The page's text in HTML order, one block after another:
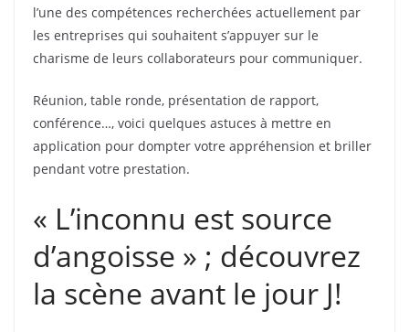
l’une des compétences recherchées actuellement par
les entreprises qui souhaitent s’appuyer sur le
charisme de leurs collaborateurs pour communiquer.
Réunion, table ronde, présentation de rapport,
conférence…, voici quelques astuces à mettre en
application pour dompter votre appréhension et briller
pendant votre prestation.
« L’inconnu est source
d’angoisse » ; découvrez
la scène avant le jour J!